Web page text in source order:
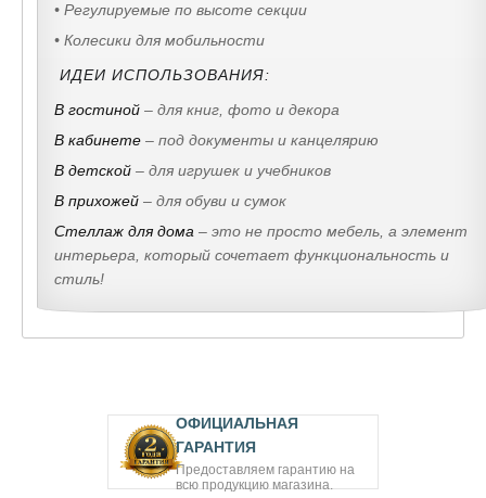
• Регулируемые по высоте секции
• Колесики для мобильности
ИДЕИ ИСПОЛЬЗОВАНИЯ:
В гостиной – для книг, фото и декора
В кабинете – под документы и канцелярию
В детской – для игрушек и учебников
В прихожей – для обуви и сумок
Стеллаж для дома – это не просто мебель, а элемент
интерьера, который сочетает функциональность и
стиль!
ОФИЦИАЛЬНАЯ
ГАРАНТИЯ
Предоставляем гарантию на
всю продукцию магазина.